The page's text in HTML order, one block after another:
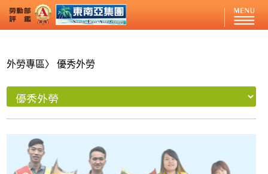
外勞專區〉 優秀外勞